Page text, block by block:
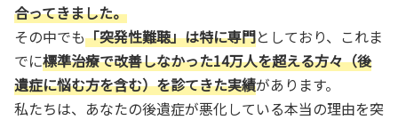
合ってきました。
その中でも「突発性難聴」は特に専門としており、これま
でに標準治療で改善しなかった14万人を超える方々（後
遺症に悩む方を含む）を診てきた実績があります。
私たちは、あなたの後遺症が悪化している本当の理由を突